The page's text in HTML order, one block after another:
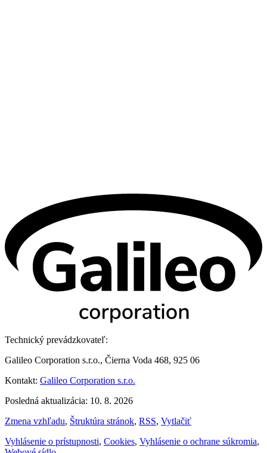
Technický prevádzkovateľ:
Galileo Corporation s.r.o., Čierna Voda 468, 925 06
Kontakt: Galileo Corporation s.r.o.
Posledná aktualizácia: 10. 8. 2026
Zmena vzhľadu, Štruktúra stránok, RSS, Vytlačiť
Vyhlásenie o prístupnosti, Cookies, Vyhlásenie o ochrane súkromia,